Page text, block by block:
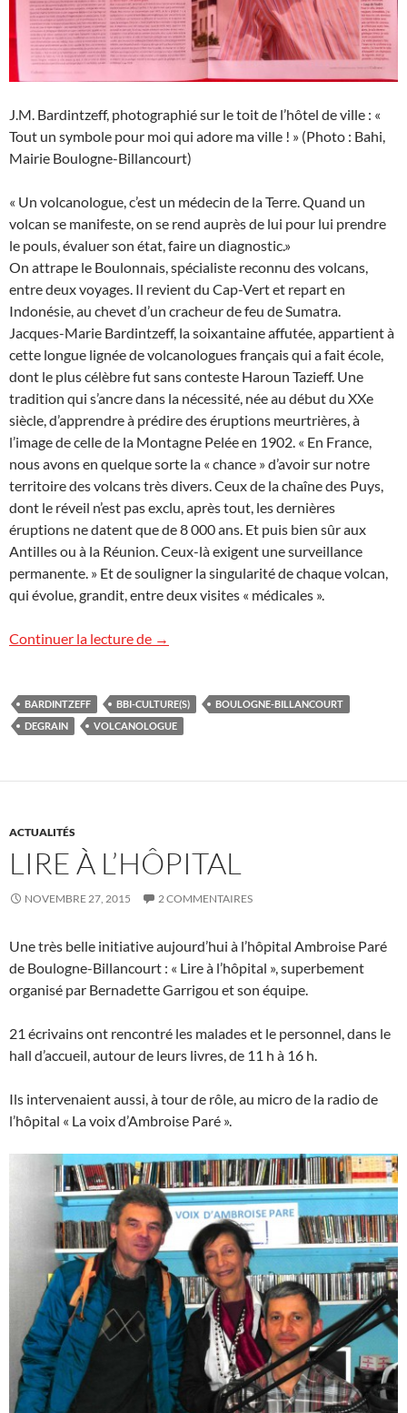
J.M. Bardintzeff, photographié sur le toit de l’hôtel de ville : «
Tout un symbole pour moi qui adore ma ville ! » (Photo : Bahi,
Mairie Boulogne-Billancourt)
« Un volcanologue, c’est un médecin de la Terre. Quand un
volcan se manifeste, on se rend auprès de lui pour lui prendre
le pouls, évaluer son état, faire un diagnostic.»
On attrape le Boulonnais, spécialiste reconnu des volcans,
entre deux voyages. Il revient du Cap-Vert et repart en
Indonésie, au chevet d’un cracheur de feu de Sumatra.
Jacques-Marie Bardintzeff, la soixantaine affutée, appartient à
cette longue lignée de volcanologues français qui a fait école,
dont le plus célèbre fut sans conteste Haroun Tazieff. Une
tradition qui s’ancre dans la nécessité, née au début du XXe
siècle, d’apprendre à prédire des éruptions meurtrières, à
l’image de celle de la Montagne Pelée en 1902. « En France,
nous avons en quelque sorte la « chance » d’avoir sur notre
territoire des volcans très divers. Ceux de la chaîne des Puys,
dont le réveil n’est pas exclu, après tout, les dernières
éruptions ne datent que de 8 000 ans. Et puis bien sûr aux
Antilles ou à la Réunion. Ceux-là exigent une surveillance
permanente. » Et de souligner la singularité de chaque volcan,
qui évolue, grandit, entre deux visites « médicales ».
Continuer la lecture de BBI-Culture(s) – L’homme qui parle aux
→
BARDINTZEFF BBI-CULTURE(S)
BOULOGNE-BILLANCOURT
DEGRAIN
VOLCANOLOGUE
ACTUALITÉS
LIRE À L’HÔPITAL
NOVEMBRE 27, 2015 2 COMMENTAIRES
Une très belle initiative aujourd’hui à l’hôpital Ambroise Paré
de Boulogne-Billancourt : « Lire à l’hôpital », superbement
organisé par Bernadette Garrigou et son équipe.
21 écrivains ont rencontré les malades et le personnel, dans le
hall d’accueil, autour de leurs livres, de 11 h à 16 h.
Ils intervenaient aussi, à tour de rôle, au micro de la radio de
l’hôpital « La voix d’Ambroise Paré ».